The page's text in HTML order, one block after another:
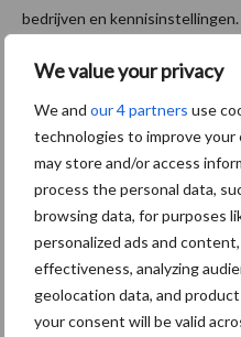
We value your privacy
We and our 4 partners use
technologies to improve
may store and/or access
process the personal data,
browsing data, for purposes
personalized ads and
effectiveness, analyzing
geolocation data, and
your consent will be valid
bedrijven en
projectpartners zijn: Wetsus,
Agricycling, 3N, Maatschap
Essen, Hochschule
wetenschappelijke inzichten
vertaald naar praktische
en Duitsland. Dit bevordert de
landen en draagt bij aan een
landbouwsector.